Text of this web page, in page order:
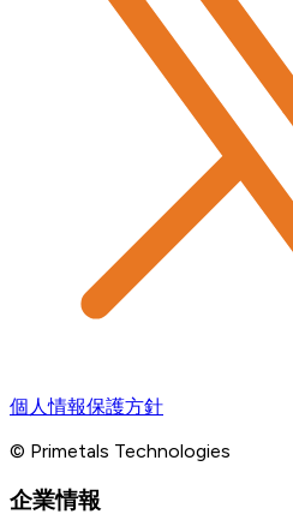
個人情報保護方針
© Primetals Technologies
企業情報